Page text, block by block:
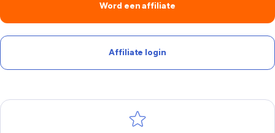
Word een affiliate
Affiliate login